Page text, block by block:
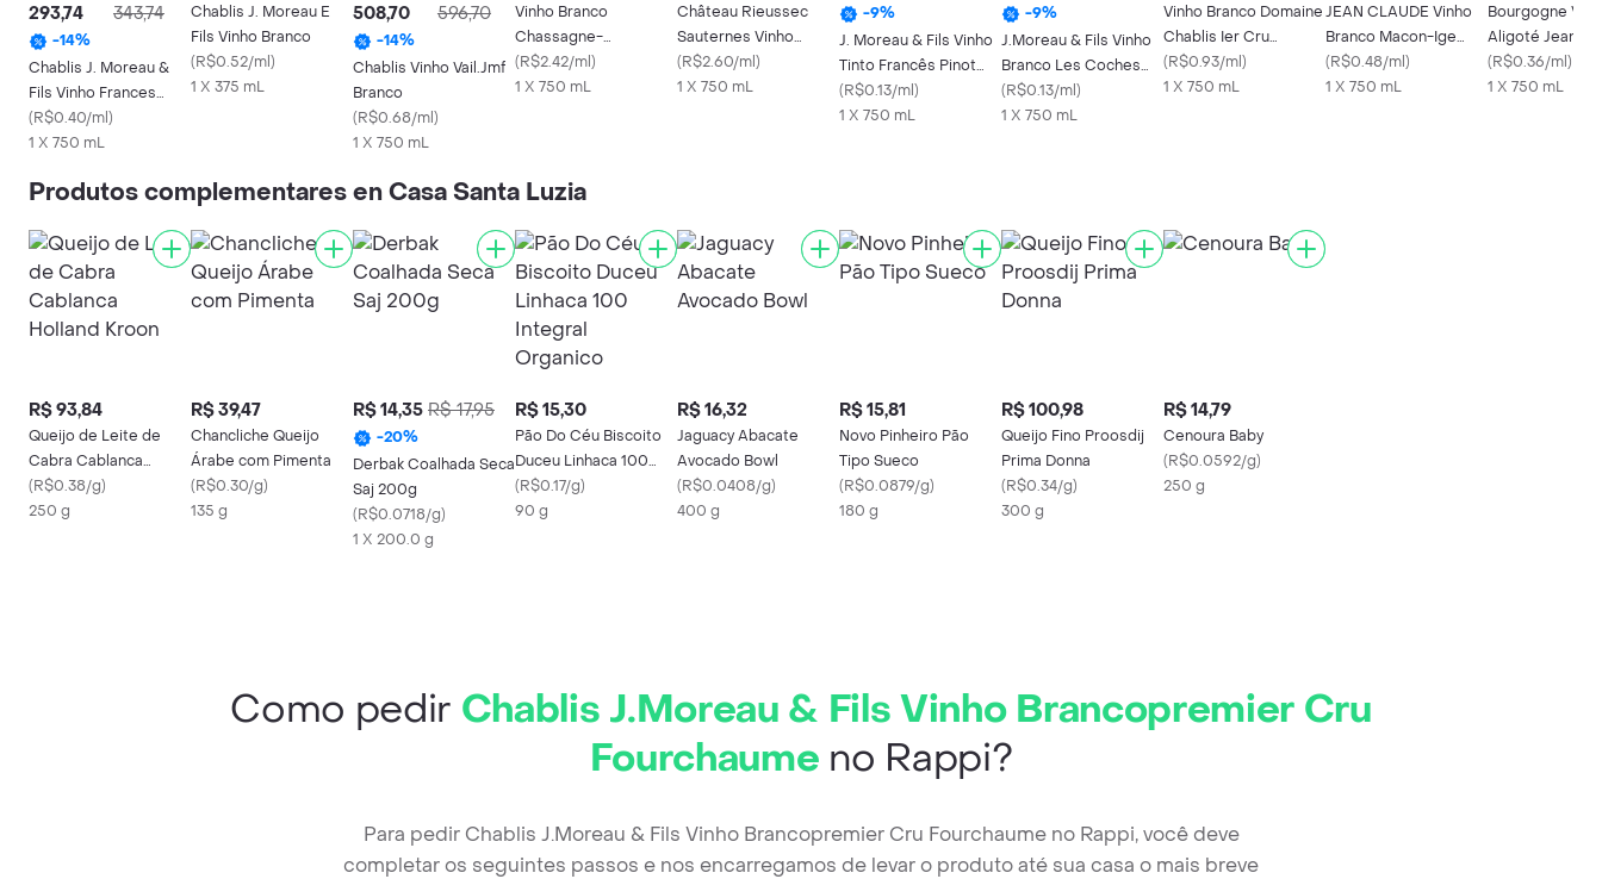
293,74
343,74
-14%
Chablis J. Moreau &
Fils Vinho Frances
Branco Seco Gloire De
(R$0.40/ml)
1 X 750 mL
Chablis J. Moreau E
Fils Vinho Branco
(R$0.52/ml)
1 X 375 mL
508,70
596,70
-14%
Chablis Vinho Vail.Jmf
Branco
(R$0.68/ml)
1 X 750 mL
Vinho Branco
Chassagne-
montrachet Cru
Morgeot Jean Claude
(R$2.42/ml)
1 X 750 mL
Château Rieussec
Sauternes Vinho
Branco
(R$2.60/ml)
1 X 750 mL
-9%
J. Moreau & Fils Vinho
Tinto Francês Pinot
Noir
(R$0.13/ml)
1 X 750 mL
-9%
J.Moreau & Fils Vinho
Branco Les Coches
Chardonnay
(R$0.13/ml)
1 X 750 mL
Vinho Branco Domaine
Chablis Ier Cru
Bernard Defaix 750Ml
(R$0.93/ml)
1 X 750 mL
JEAN CLAUDE Vinho
Branco Macon-Ige
Boisset
(R$0.48/ml)
1 X 750 mL
Bourgogne
Aligoté Jean
Boisset Branco
(R$0.36/ml)
1 X 750 mL
Produtos complementares en Casa Santa Luzia
R$ 93,84
Queijo de Leite de
Cabra Cablanca
Holland Kroon
(R$0.38/g)
250 g
R$ 39,47
Chancliche Queijo
Árabe com Pimenta
(R$0.30/g)
135 g
R$ 14,35 R$ 17,95
-20%
Derbak Coalhada Seca
Saj 200g
(R$0.0718/g)
1 X 200.0 g
R$ 15,30
Pão Do Céu Biscoito
Duceu Linhaca 100
Integral Organico
(R$0.17/g)
90 g
R$ 16,32
Jaguacy Abacate
Avocado Bowl
(R$0.0408/g)
400 g
R$ 15,81
Novo Pinheiro Pão
Tipo Sueco
(R$0.0879/g)
180 g
R$ 100,98
Queijo Fino Proosdij
Prima Donna
(R$0.34/g)
300 g
R$ 14,79
Cenoura Baby
(R$0.0592/g)
250 g
Como pedir Chablis J.Moreau & Fils Vinho Brancopremier Cru
Fourchaume no Rappi?
Para pedir Chablis J.Moreau & Fils Vinho Brancopremier Cru Fourchaume no Rappi, você deve
completar os seguintes passos e nos encarregamos de levar o produto até sua casa o mais breve